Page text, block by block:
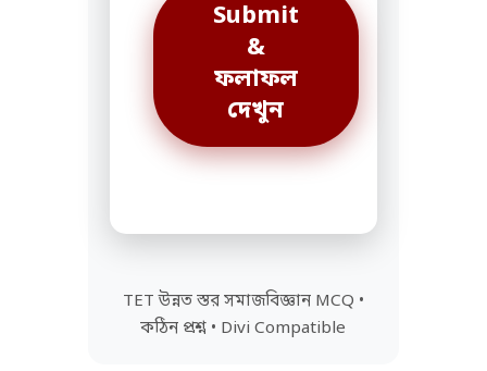
Submit
&
ফলাফল
দেখুন
TET উন্নত স্তর সমাজবিজ্ঞান MCQ •
কঠিন প্রশ্ন • Divi Compatible